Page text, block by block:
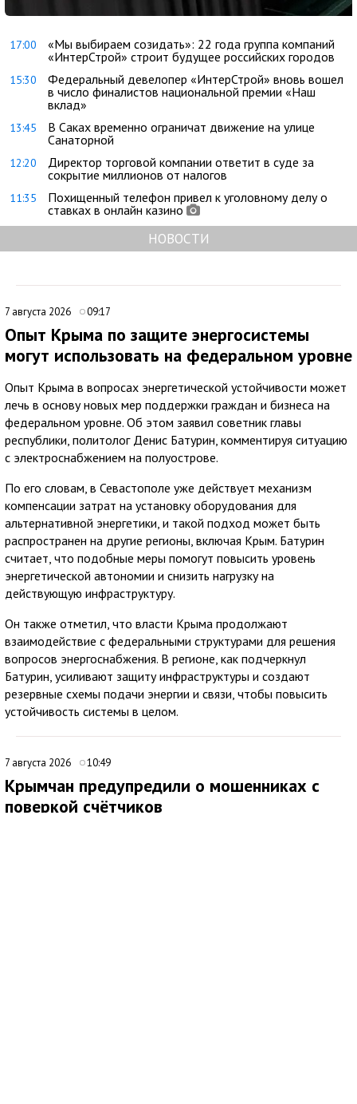
17:00
«Мы выбираем созидать»: 22 года группа компаний
«ИнтерСтрой» строит будущее российских городов
15:30
Федеральный девелопер «ИнтерСтрой» вновь вошел
в число финалистов национальной премии «Наш
вклад»
13:45
В Саках временно ограничат движение на улице
Санаторной
12:20
Директор торговой компании ответит в суде за
сокрытие миллионов от налогов
11:35
Похищенный телефон привел к уголовному делу о
ставках в онлайн казино
НОВОСТИ
7 августа 2026 09:17
Опыт Крыма по защите энергосистемы
могут использовать на федеральном уровне
Опыт Крыма в вопросах энергетической устойчивости может
лечь в основу новых мер поддержки граждан и бизнеса на
федеральном уровне. Об этом заявил советник главы
республики, политолог Денис Батурин, комментируя ситуацию
с электроснабжением на полуострове.
По его словам, в Севастополе уже действует механизм
компенсации затрат на установку оборудования для
альтернативной энергетики, и такой подход может быть
распространен на другие регионы, включая Крым. Батурин
считает, что подобные меры помогут повысить уровень
энергетической автономии и снизить нагрузку на
действующую инфраструктуру.
Он также отметил, что власти Крыма продолжают
взаимодействие с федеральными структурами для решения
вопросов энергоснабжения. В регионе, как подчеркнул
Батурин, усиливают защиту инфраструктуры и создают
резервные схемы подачи энергии и связи, чтобы повысить
устойчивость системы в целом.
7 августа 2026 10:49
Крымчан предупредили о мошенниках с
поверкой счётчиков